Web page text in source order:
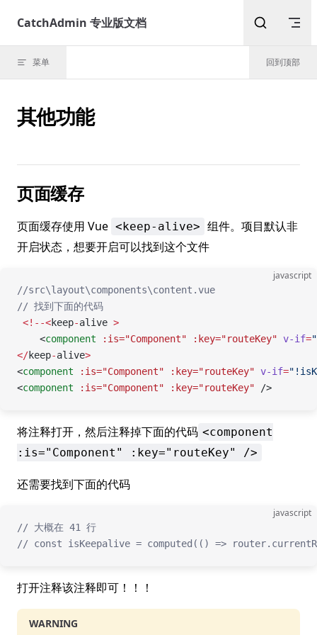
Skip to content
CatchAdmin 专业版文档
菜单 回到顶部
其他功能
页面缓存
页面缓存使用 Vue <keep-alive> 组件。项目默认非
开启状态，想要开启可以找到这个文件
javascript
//src\layout\components\content.vue
// 找到下面的代码
<!--<keep-alive >
    <
component :is="Component" :key="routeKey" v-if=
</keep-alive>
<component :is="Component" :key="routeKey" v-if=
<component :is="Component" :key="routeKey" />
将注释打开，然后注释掉下面的代码 <component
:is="Component" :key="routeKey" />
还需要找到下面的代码
javascript
// 大概在 41 行
// const isKeepalive = computed(() =>
打开注释该注释即可！！！
WARNING